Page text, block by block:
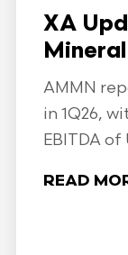
XA
AMMN
in 1Q26,
EBITDA of
READ